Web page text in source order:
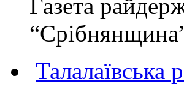
Газета